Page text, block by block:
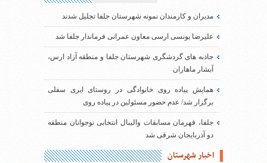
مدیران و کارمندان نمونه شهرستان جلفا تجلیل شدند
علیرضا یونسی ارسی معاون عمرانی فرماندار جلفا شد
جاذبه های گردشگری شهرستان جلفا و منطقه آزاد ارس،
آبشار ماهاران
همایش پیاده روی خانوادگی در روستای ایری سفلی
برگزار شد/ عدم حضور مسئولین در پیاده روی
جلفا، قهرمان مسابقات والیبال انتخابی نوجوانان منطقه
دو آذربایجان شرقی شد
اخبار شهرستان